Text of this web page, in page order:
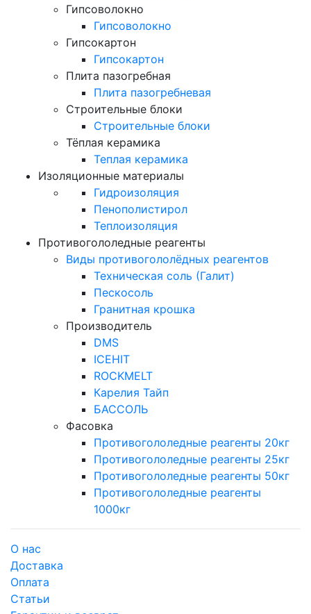
Гипсоволокно
Гипсоволокно
Гипсокартон
Гипсокартон
Плита пазогребная
Плита пазогребневая
Строительные блоки
Строительные блоки
Тёплая керамика
Теплая керамика
Изоляционные материалы
Гидроизоляция
Пенополистирол
Теплоизоляция
Противогололедные реагенты
Виды противогололёдных реагентов
Техническая соль (Галит)
Пескосоль
Гранитная крошка
Производитель
DMS
ICEHIT
ROCKMELT
Карелия Тайп
БАССОЛЬ
Фасовка
Противогололедные реагенты 20кг
Противогололедные реагенты 25кг
Противогололедные реагенты 50кг
Противогололедные реагенты
1000кг
О нас
Доставка
Оплата
Cтатьи